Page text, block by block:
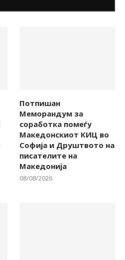
Потпишан
Меморандум за
соработка помеѓу
Македонскиот КИЦ во
Софија и Друштвото на
писателите на
Македонија
08/08/2026